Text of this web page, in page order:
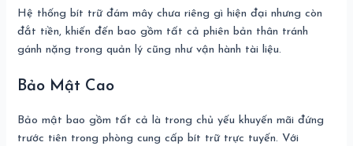
Hệ thống bít trữ đám mây chưa riêng gì hiện đại nhưng còn
đắt tiền, khiến đến bao gồm tất cả phiên bản thân tránh
gánh nặng trong quản lý cũng như vận hành tài liệu.
Bảo Mật Cao
Bảo mật bao gồm tất cả là trong chủ yếu khuyến mãi đứng
trước tiên trong phòng cung cấp bít trữ trực tuyến. Với